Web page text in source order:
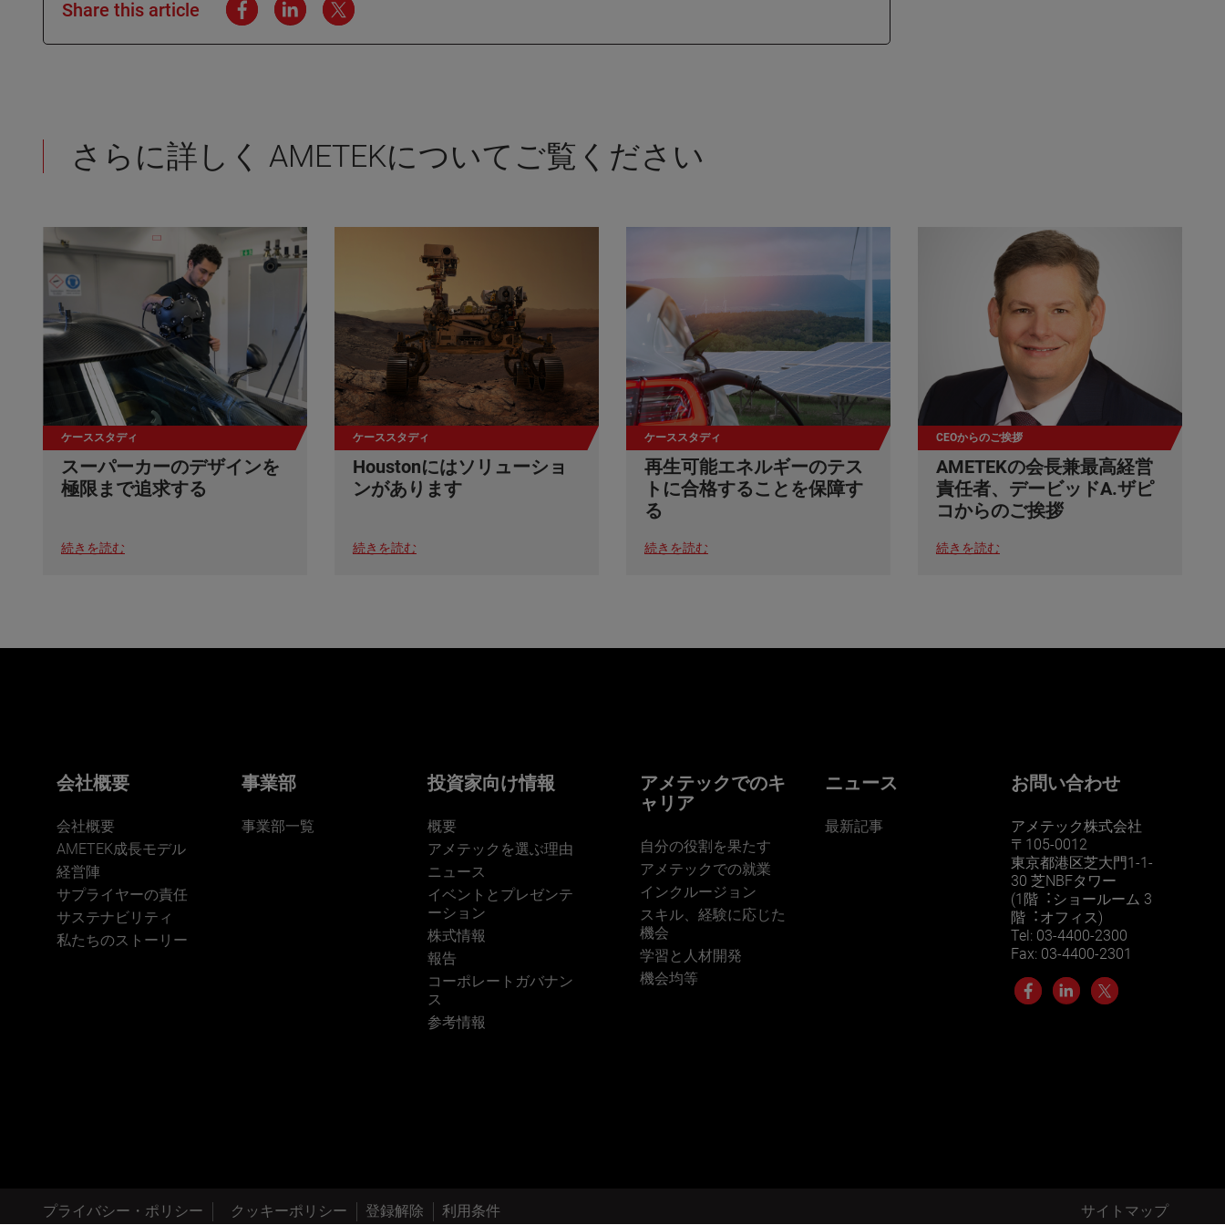
Share this article
さらに詳しく AMETEKについてご覧ください
ケーススタディ
スーパーカーのデザインを
極限まで追求する
続きを読む
ケーススタディ
Houstonにはソリューショ
ンがあります
続きを読む
ケーススタディ
再生可能エネルギーのテス
トに合格することを保障す
る
続きを読む
CEOからのご挨拶
AMETEKの会長兼最高経営
責任者、デービッドA.ザピ
コからのご挨拶
続きを読む
会社概要
会社概要
AMETEK成長モデル
経営陣
サプライヤーの責任
サステナビリティ
私たちのストーリー
事業部
事業部一覧
投資家向け情報
概要
アメテックを選ぶ理由
ニュース
イベントとプレゼンテ
ーション
株式情報
報告
コーポレートガバナン
ス
参考情報
アメテックでのキ
ャリア
自分の役割を果たす
アメテックでの就業
インクルージョン
スキル、経験に応じた
機会
学習と人材開発
機会均等
ニュース
最新記事
お問い合わせ
アメテック株式会社
〒105-0012
東京都港区芝大門1-1-
30 芝NBFタワー
(1階︓ショールーム 3
階︓オフィス)
Tel: 03-4400-2300
Fax: 03-4400-2301
プライバシー・ポリシー クッキーポリシー 登録解除 利用条件 サイトマップ